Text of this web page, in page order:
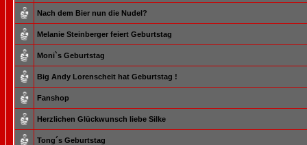
Nach dem Bier nun die Nudel?
Melanie Steinberger feiert Geburtstag
Moni`s Geburtstag
Big Andy Lorenscheit hat Geburtstag !
Fanshop
Herzlichen Glückwunsch liebe Silke
Tong´s Geburtstag